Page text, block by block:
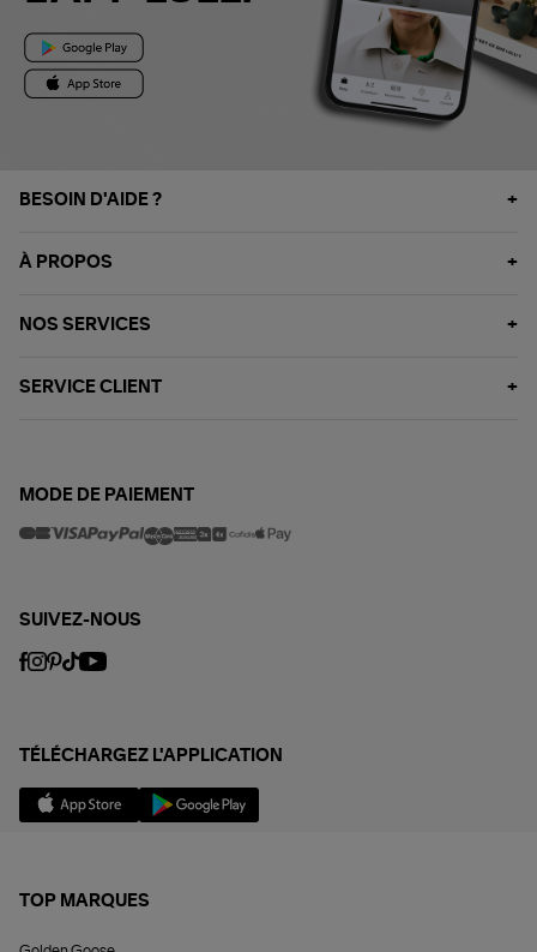
BESOIN D'AIDE ?
À PROPOS
NOS SERVICES
SERVICE CLIENT
MODE DE PAIEMENT
SUIVEZ-NOUS
TÉLÉCHARGEZ L'APPLICATION
TOP MARQUES